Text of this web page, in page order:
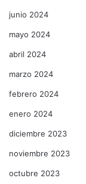
junio 2024
mayo 2024
abril 2024
marzo 2024
febrero 2024
enero 2024
diciembre 2023
noviembre 2023
octubre 2023